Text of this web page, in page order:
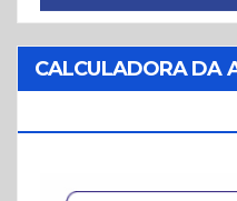
CALCULADORA DA